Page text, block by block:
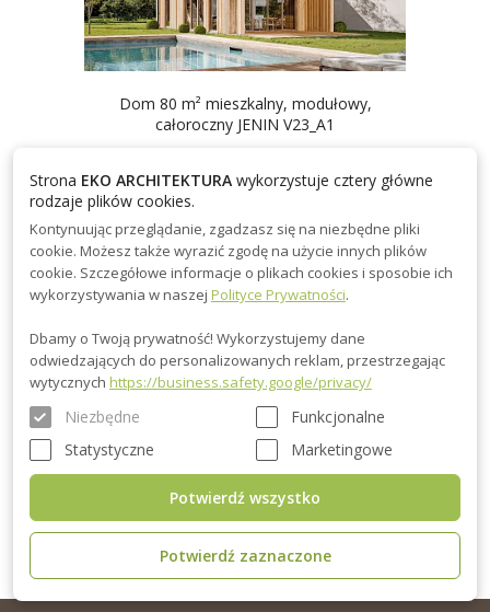
Dom 80 m² mieszkalny, modułowy,
całoroczny JENIN V23_A1
80 m² x4 x1
Dom 80 m² mieszkalny, modułowy, całoroczny
na Każdy Sezon ..
WIĘCEJ
1 2
Strona EKO ARCHITEKTURAwykorzystuje cztery główne
rodzaje plików cookies.
Kontynuując przeglądanie, zgadzasz się na niezbędne pliki
cookie. Możesz także wyrazić zgodę na użycie innych plików
cookie. Szczegółowe informacje o plikach cookies i sposobie ich
wykorzystywania w naszej Polityce Prywatności.
Dbamy o Twoją prywatność! Wykorzystujemy dane
odwiedzających do personalizowanych reklam, przestrzegając
wytycznych https://business.safety.google/privacy/
Niezbędne
Funkcjonalne
Statystyczne
Marketingowe
Potwierdź zaznaczone
Potwierdź wszystko